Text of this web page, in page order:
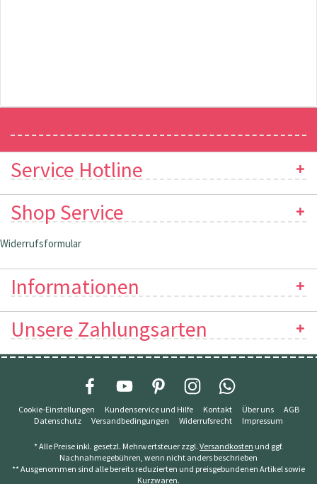
Service Hotline
Shop Service
Widerrufsformular
Informationen
Unsere Zahlungsarten
Cookie-Einstellungen Kundenservice und Hilfe Kontakt Über uns
AGB
Datenschutz
Versandbedingungen Widerrufsrecht Impressum
* Alle Preise inkl. gesetzl. Mehrwertsteuer zzgl. Versandkosten und ggf.
Nachnahmegebühren, wenn nicht anders beschrieben
** Ausgenommen sind alle bereits reduzierten und preisgebundenen Artikel sowie
Kurzwaren.